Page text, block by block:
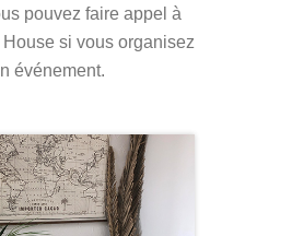
pouvez faire appel à
si vous organisez
événement.